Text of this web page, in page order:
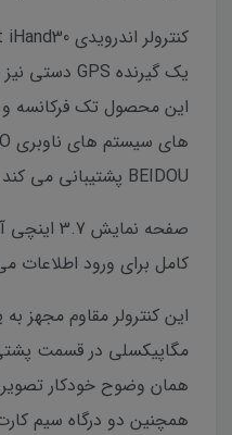
BEIDOU پشتیبانی می کند.
صفحه
کامل برای ورود اطلاعات
مگاپیکسلی در قسمت پشتی
همان وضوح خودکار